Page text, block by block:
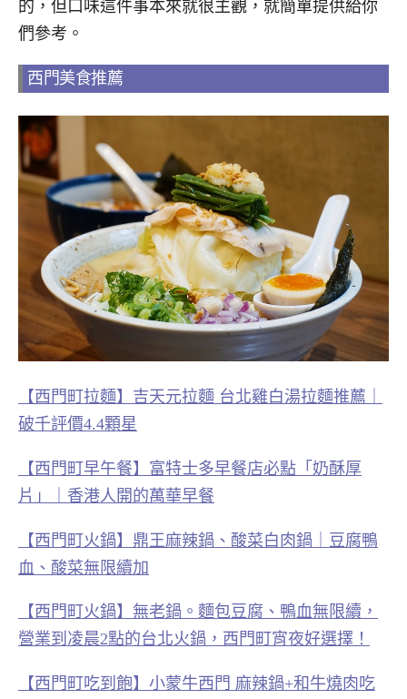
的，但口味這件事本來就很主觀，就簡單提供給你
們參考。
西門美食推薦
【西門町拉麵】吉天元拉麵 台北雞白湯拉麵推薦｜
破千評價4.4顆星
【西門町早午餐】富特士多早餐店必點「奶酥厚
片」｜香港人開的萬華早餐
【西門町火鍋】鼎王麻辣鍋、酸菜白肉鍋｜豆腐鴨
血、酸菜無限續加
【西門町火鍋】無老鍋。麵包豆腐、鴨血無限續，
營業到凌晨2點的台北火鍋，西門町宵夜好選擇！
【西門町吃到飽】小蒙牛西門 麻辣鍋+和牛燒肉吃